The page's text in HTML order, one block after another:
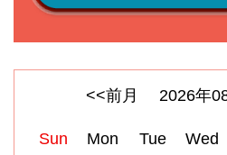
<<前月 2026年
Sun Mon Tue Wed